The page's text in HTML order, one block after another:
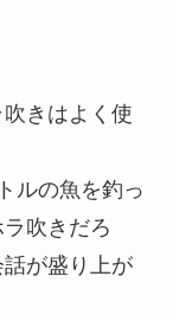
きはよく使
ルの魚を釣っ
吹きだろ
が盛り上が